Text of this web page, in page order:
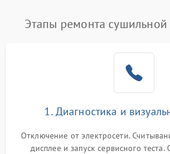
1500 ₽
Зависает программа 1500 ₽
Ошибка на дисплее 1290 ₽
Этапы ремонта
1. Диагностика и
Отключение от электросети.
дисплее и запуск сервисного